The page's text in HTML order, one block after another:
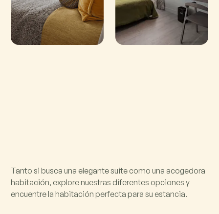
Tanto si busca una elegante suite como una acogedora
habitación, explore nuestras diferentes opciones y
encuentre la habitación perfecta para su estancia.